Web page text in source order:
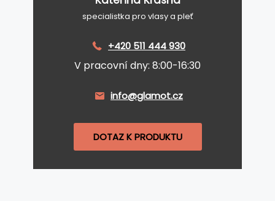
specialistka pro vlasy a pleť
+420 511 444 930
V pracovní dny: 8:00-16:30
info@glamot.cz
DOTAZ K PRODUKTU